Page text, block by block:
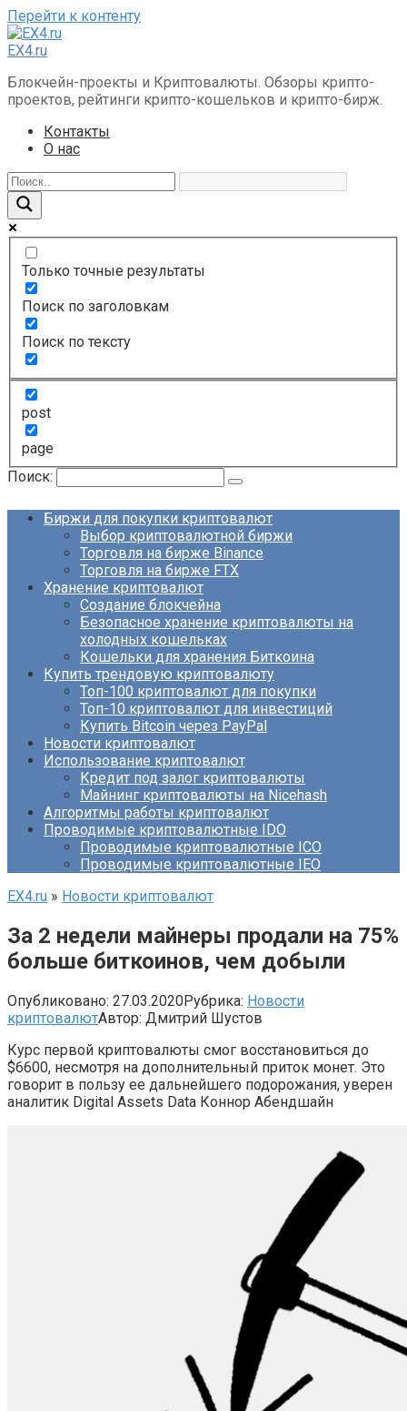
Перейти к контенту
EX4.ru
Блокчейн-проекты и Криптовалюты. Обзоры крипто-
проектов, рейтинги крипто-кошельков и крипто-бирж.
Контакты
О нас
Только точные результаты
Поиск по заголовкам
Поиск по тексту
post
page
Поиск:
Биржи для покупки криптовалют
Выбор криптовалютной биржи
Торговля на бирже Binance
Торговля на бирже FTX
Хранение криптовалют
Создание блокчейна
Безопасное хранение криптовалюты на
холодных кошельках
Кошельки для хранения Биткоина
Купить трендовую криптовалюту
Топ-100 криптовалют для покупки
Топ-10 криптовалют для инвестиций
Купить Bitcoin через PayPal
Новости криптовалют
Использование криптовалют
Кредит под залог криптовалюты
Майнинг криптовалюты на Nicehash
Алгоритмы работы криптовалют
Проводимые криптовалютные IDO
Проводимые криптовалютные ICO
Проводимые криптовалютные IEO
EX4.ru » Новости криптовалют
За 2 недели майнеры продали на 75%
больше биткоинов, чем добыли
Опубликовано: 27.03.2020Рубрика: Новости
криптовалютАвтор: Дмитрий Шустов
Курс первой криптовалюты смог восстановиться до
$6600, несмотря на дополнительный приток монет. Это
говорит в пользу ее дальнейшего подорожания, уверен
аналитик Digital Assets Data Коннор Абендшайн